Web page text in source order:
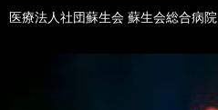
医療法人社団蘇生会 蘇生会総合病院